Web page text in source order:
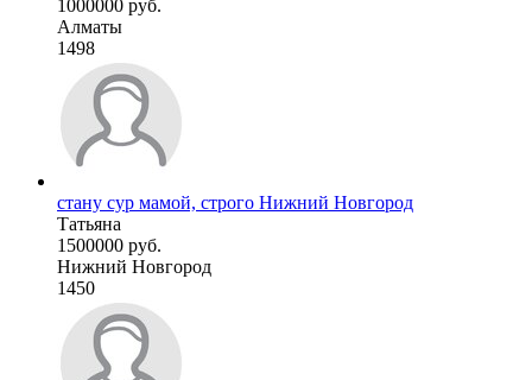
1000000 руб.
Алматы
1498
стану сур мамой, строго Нижний Новгород
Татьяна
1500000 руб.
Нижний Новгород
1450